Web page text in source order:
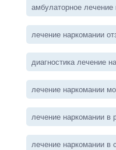
амбулаторное лечение
лечение наркомании
диагностика лечение
лечение наркомании
лечение наркомании в
лечение наркомании в